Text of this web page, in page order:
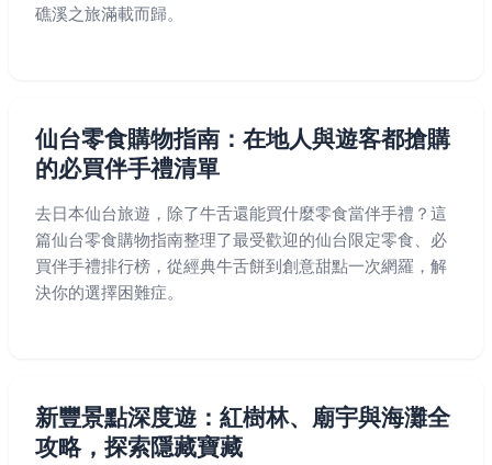
礁溪之旅滿載而歸。
仙台零食購物指南：在地人與遊客都搶購
的必買伴手禮清單
去日本仙台旅遊，除了牛舌還能買什麼零食當伴手禮？這
篇仙台零食購物指南整理了最受歡迎的仙台限定零食、必
買伴手禮排行榜，從經典牛舌餅到創意甜點一次網羅，解
決你的選擇困難症。
新豐景點深度遊：紅樹林、廟宇與海灘全
攻略，探索隱藏寶藏